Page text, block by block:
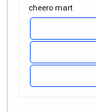
cheero mart